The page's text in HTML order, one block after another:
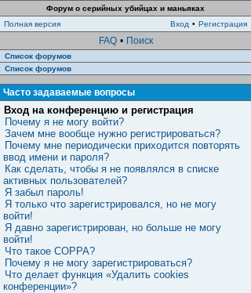
Форум о серийных убийцах и маньяках
Полная версия
Вход • Регистрация
FAQ • Поиск
Список форумов
Список форумов
Часто задаваемые вопросы
Вход на конференцию и регистрация
Почему я не могу войти?
Зачем мне вообще нужно регистрироваться?
Почему мне периодически приходится повторять
ввод имени и пароля?
Как сделать, чтобы я не появлялся в списке
активных пользователей?
Я забыл пароль!
Я только что зарегистрировался, но не могу
войти!
Я давно зарегистрирован, но больше не могу
войти!
Что такое COPPA?
Почему я не могу зарегистрироваться?
Что делает функция «Удалить cookies
конференции»?